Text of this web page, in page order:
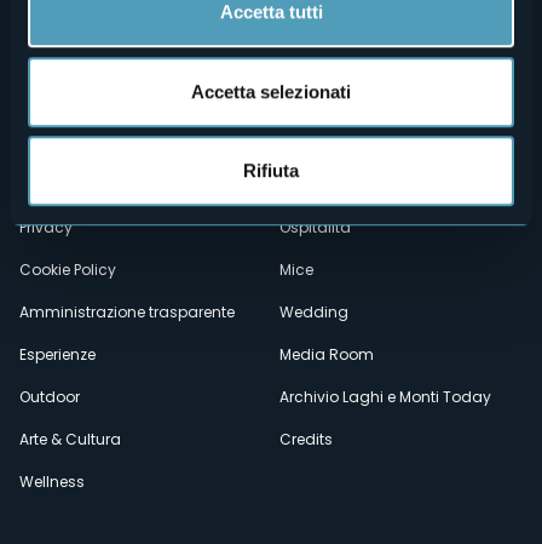
Accetta tutti
Accetta selezionati
Rifiuta
Menù
secondario
Dove siamo
Privacy
Cookie Policy
Amministrazione trasparente
Esperienze
Outdoor
Arte & Cultura
Wellness
Enogastronomia
Webcam
Eventi
Ospitalità
Mice
Wedding
Media Room
Archivio Laghi e Monti Today
Credits